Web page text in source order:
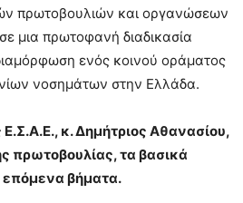
πρωτοβουλιών και οργανώσεων
μια πρωτοφανή διαδικασία
ενός κοινού οράματος
νοσημάτων στην Ελλάδα.
Ε.Σ.Α.Ε., κ. Δημήτριος Αθανασίου,
πρωτοβουλίας, τα βασικά
βήματα.